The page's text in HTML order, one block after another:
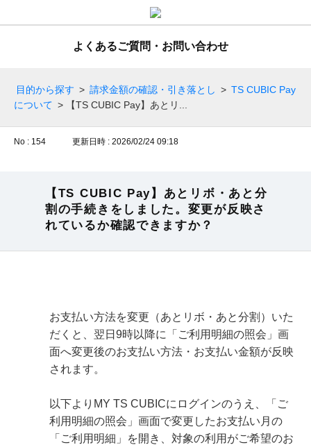
よくあるご質問・お問い合わせ
目的から探す > 請求金額の確認・引き落とし > TS CUBIC Pay
について > 【TS CUBIC Pay】あとリ...
No : 154 更新日時 : 2026/02/24 09:18
【TS CUBIC Pay】あとリボ・あと分
割の手続きをしました。変更が反映さ
れているか確認できますか？
お支払い方法を変更（あとリボ・あと分割）いた
だくと、翌日9時以降に「ご利用明細の照会」画
面へ変更後のお支払い方法・お支払い金額が反映
されます。
以下よりMY TS CUBICにログインのうえ、「ご
利用明細の照会」画面で変更したお支払い月の
「ご利用明細」を開き、対象の利用がご希望のお